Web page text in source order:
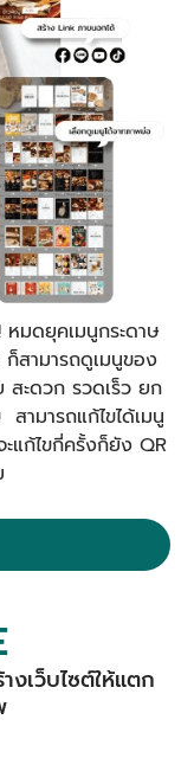
หมดยุคเมนูกระดาษ
สามารถดูเมนูของ
สะดวก รวดเร็ว ยก
สามารถแก้ไขได้เมนู
ก้ไขกี่ครั้งก็ยัง QR
เว็บไซต์ให้แตก